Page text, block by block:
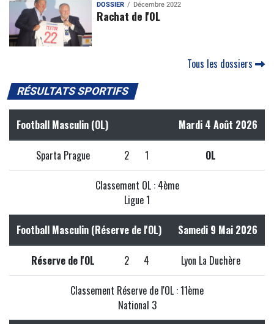
DOSSIER Décembre 2022
Rachat de l'OL
Tous les dossiers
RÉSULTATS SPORTIFS
Football Masculin (OL) Mardi 4 Août 2026
Sparta Prague 2 1 OL
Classement OL : 4ème
Ligue 1
Football Masculin (Réserve de l'OL) Samedi 9 Mai 2026
Réserve de l'OL 2 4 Lyon La Duchère
Classement Réserve de l'OL : 11ème
National 3